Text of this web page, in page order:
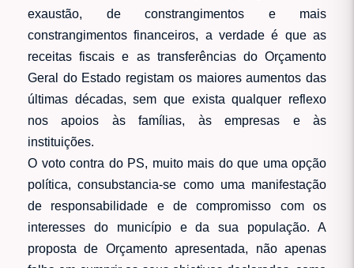
exaustão, de constrangimentos e mais
constrangimentos financeiros, a verdade é que as
receitas fiscais e as transferências do Orçamento
Geral do Estado registam os maiores aumentos das
últimas décadas, sem que exista qualquer reflexo
nos apoios às famílias, às empresas e às
instituições.
O voto contra do PS, muito mais do que uma opção
política, consubstancia-se como uma manifestação
de responsabilidade e de compromisso com os
interesses do município e da sua população. A
proposta de Orçamento apresentada, não apenas